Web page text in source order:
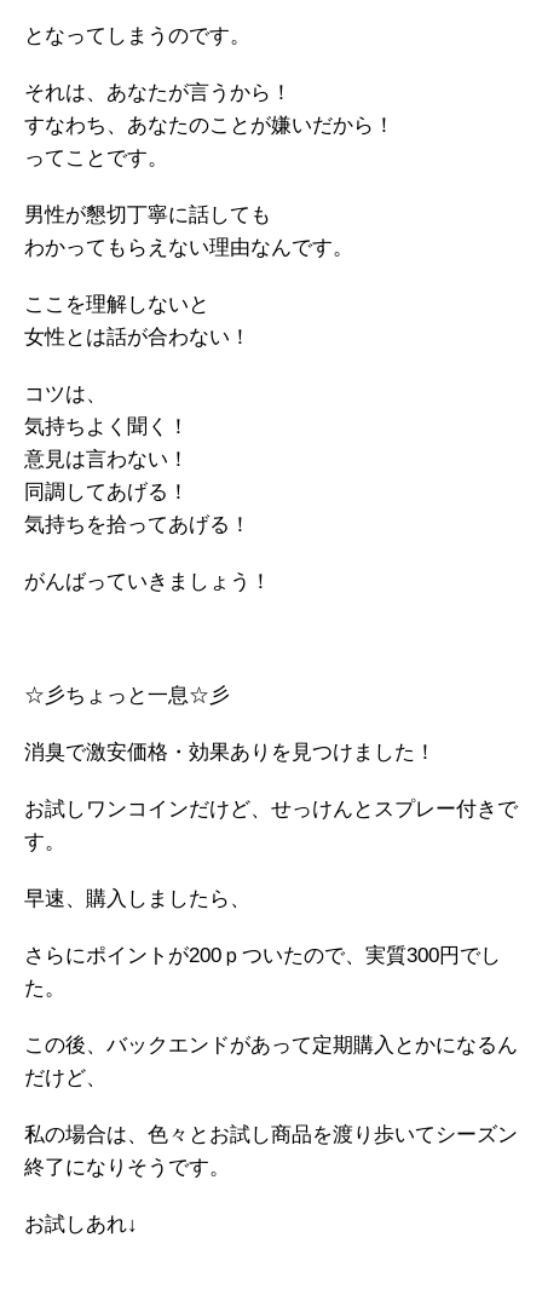
となってしまうのです。
それは、あなたが言うから！
すなわち、あなたのことが嫌いだから！
ってことです。
男性が懇切丁寧に話しても
わかってもらえない理由なんです。
ここを理解しないと
女性とは話が合わない！
コツは、
気持ちよく聞く！
意見は言わない！
同調してあげる！
気持ちを拾ってあげる！
がんばっていきましょう！
☆彡ちょっと一息☆彡
消臭で激安価格・効果ありを見つけました！
お試しワンコインだけど、せっけんとスプレー付きで
す。
早速、購入しましたら、
さらにポイントが200ｐついたので、実質300円でし
た。
この後、バックエンドがあって定期購入とかになるん
だけど、
私の場合は、色々とお試し商品を渡り歩いてシーズン
終了になりそうです。
お試しあれ↓